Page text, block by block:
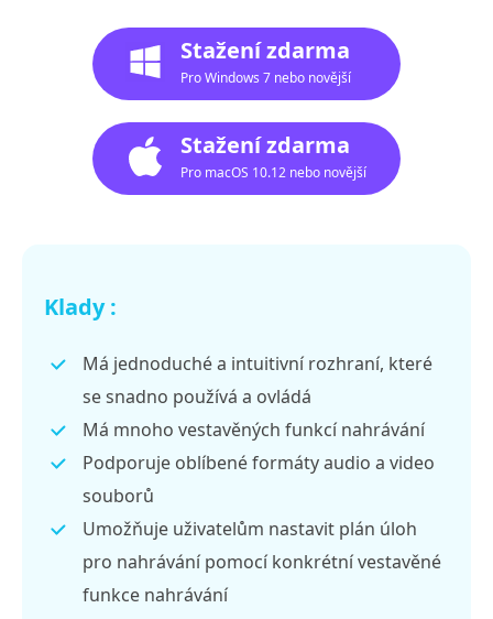
Stažení zdarma
Pro Windows 7 nebo novější
Stažení zdarma
Pro macOS 10.12 nebo novější
Klady :
Má jednoduché a intuitivní rozhraní, které
se snadno používá a ovládá
Má mnoho vestavěných funkcí nahrávání
Podporuje oblíbené formáty audio a video
souborů
Umožňuje uživatelům nastavit plán úloh
pro nahrávání pomocí konkrétní vestavěné
funkce nahrávání